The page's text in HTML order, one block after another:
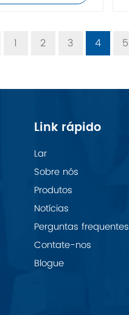
1 2 3 4 5
Link rápido
Lar
Sobre nós
Produtos
Notícias
Perguntas frequentes
Contate-nos
Blogue